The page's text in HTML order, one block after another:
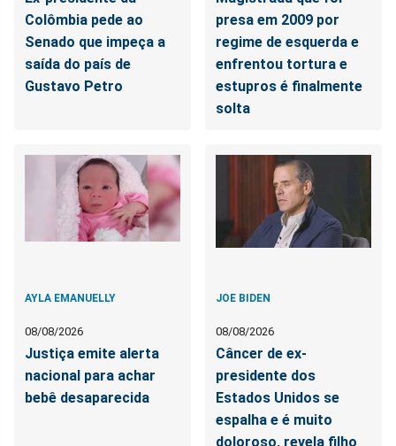
Colômbia pede ao
Senado que impeça a
saída do país de
Gustavo Petro
presa em 2009 por
regime de esquerda e
enfrentou tortura e
estupros é finalmente
solta
AYLA EMANUELLY
08/08/2026
Justiça emite alerta
nacional para achar
bebê desaparecida
JOE BIDEN
08/08/2026
Câncer de ex-
presidente dos
Estados Unidos se
espalha e é muito
doloroso, revela filho